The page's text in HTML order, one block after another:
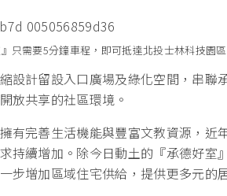
』只需要5分鐘車程，即可抵達北投士林科技園
設計留設入口廣場及綠化空間，串聯
放共享的社區環境。
有完善生活機能與豐富文教資源，近
持續增加。除今日動土的『承德好室
步增加區域住宅供給，提供更多元的